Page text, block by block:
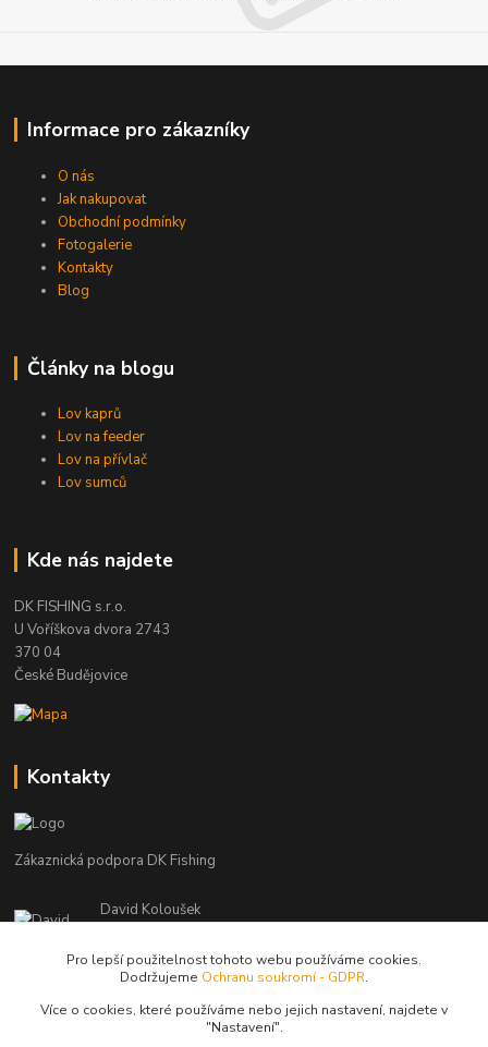
Informace pro zákazníky
O nás
Jak nakupovat
Obchodní podmínky
Fotogalerie
Kontakty
Blog
Články na blogu
Lov kaprů
Lov na feeder
Lov na přívlač
Lov sumců
Kde nás najdete
DK FISHING s.r.o.
U Voříškova dvora 2743
370 04
České Budějovice
Kontakty
Zákaznická podpora DK Fishing
David Koloušek
(Po-Pá, 7-18 hod.)
Pro lepší použitelnost tohoto webu používáme cookies.
Dodržujeme Ochranu soukromí - GDPR.
Více o cookies, které používáme nebo jejich nastavení, najdete v
"Nastavení".